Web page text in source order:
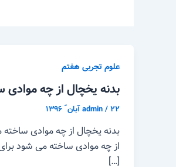
علوم تجربی هفتم
بدنه یخچال از چه
admin/۲۲ آبان ّ ۱۳۹۶
بدنه یخچال از چه موادی
از چه موادی ساخته می شود
[…]